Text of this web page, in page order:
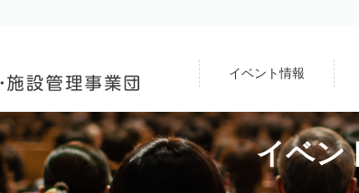
イベント情報
イベン